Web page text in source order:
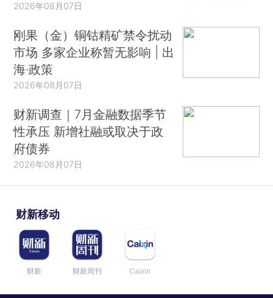
2026年08月07日
刚果（金）铜钴精矿禁令扰动
市场 多家企业称暂无影响 | 出
海·政策
2026年08月07日
财新调查｜7月金融数据季节
性承压 新增社融或取决于政
府债券
2026年08月07日
财新移动
财新 财新周刊 Caixin